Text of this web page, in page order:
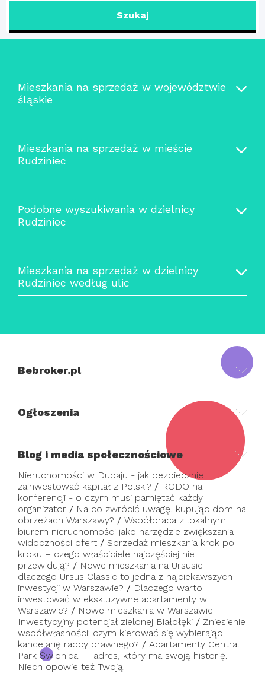
Szukaj
Mieszkania na sprzedaż w województwie
śląskie
Mieszkania na sprzedaż w mieście
Rudziniec
Podobne wyszukiwania w dzielnicy
Rudziniec
Mieszkania na sprzedaż w dzielnicy
Rudziniec według ulic
Bebroker.pl
Ogłoszenia
Blog i media społecznościowe
Nieruchomości w Dubaju - jak bezpiecznie
zainwestować kapitał z Polski? / RODO na
konferencji - o czym musi pamiętać każdy
organizator / Na co zwrócić uwagę, kupując dom na
obrzeżach Warszawy? / Współpraca z lokalnym
biurem nieruchomości jako narzędzie zwiększania
widoczności ofert / Sprzedaż mieszkania krok po
kroku – czego właściciele najczęściej nie
przewidują? / Nowe mieszkania na Ursusie –
dlaczego Ursus Classic to jedna z najciekawszych
inwestycji w Warszawie? / Dlaczego warto
inwestować w ekskluzywne apartamenty w
Warszawie? / Nowe mieszkania w Warszawie -
Inwestycyjny potencjał zielonej Białołęki / Zniesienie
współwłasności: czym kierować się wybierając
kancelarię radcy prawnego? / Apartamenty Central
Park Świdnica — adres, który ma swoją historię.
Niech opowie też Twoją.